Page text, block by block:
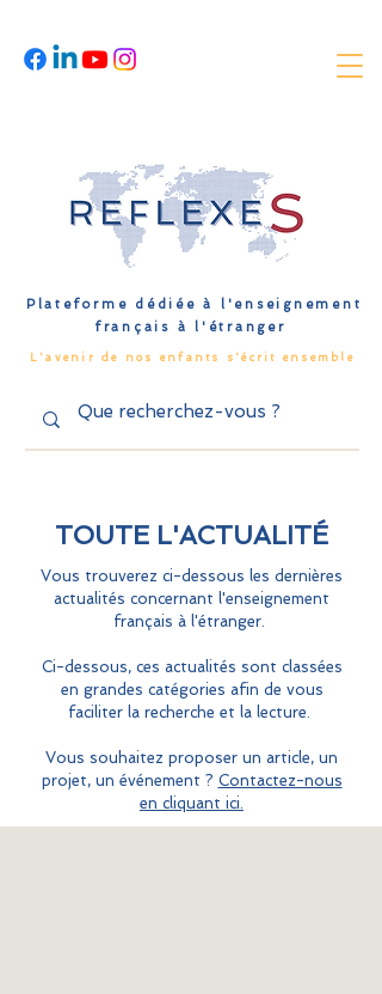
Plateforme dédiée à l'enseignement
français à l'étranger
L'avenir de nos enfants s'écrit ensemble
TOUTE L'ACTUALITÉ
Vous trouverez ci-dessous les dernières
actualités concernant l'enseignement
français à l'étranger.
Ci-dessous, ces actualités sont classées
en grandes catégories afin de vous
faciliter la recherche et la lecture.
Vous souhaitez proposer un article, un
projet, un événement ? Contactez-nous
en cliquant ici.